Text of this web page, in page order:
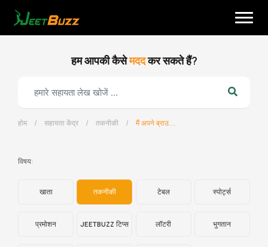
content
हम आपकी कैसेमददकर सकते हैं?
होम / सहायता केंद्र / तकनीकी /
विषय:
खाता तकनीकी टेबल स्पोर्ट्स
प्रमोशन JEETBUZZ टिप्स लॉटरी भुगतान